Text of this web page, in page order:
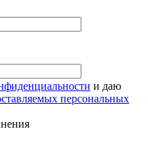
и даю
персональных